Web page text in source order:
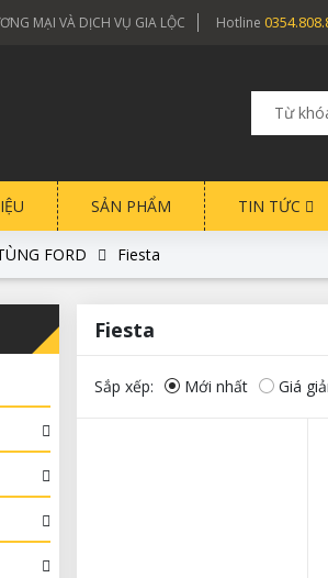
MẠI VÀ DỊCH VỤ GIA LỘC Hotline
SẢN PHẨM TIN TỨC
FORD Fiesta
Fiesta
Sắp xếp: Mới nhất Giá